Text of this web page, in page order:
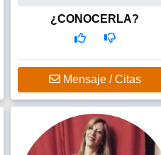
¿CONOCERLA?
Mensaje / Citas